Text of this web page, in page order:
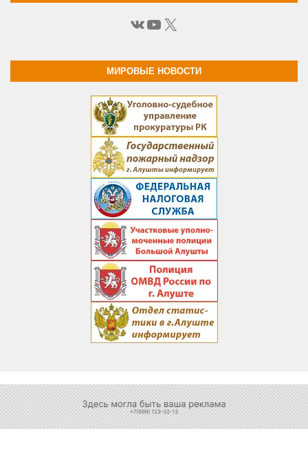
ВКонтакте
YouTube
X
МИРОВЫЕ НОВОСТИ